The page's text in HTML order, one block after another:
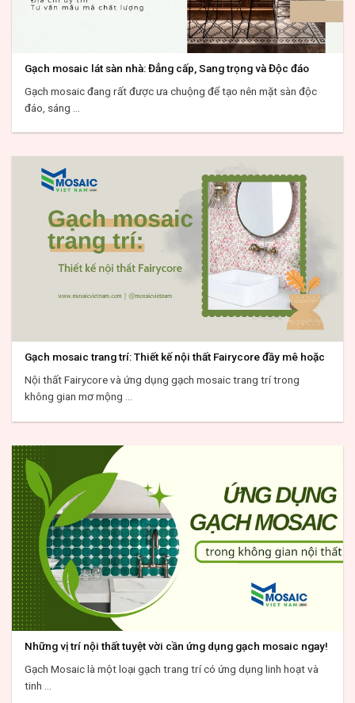
Gạch mosaic lát sàn nhà: Đẳng cấp, Sang trọng và Độc đáo
Gạch mosaic đang rất được ưa chuộng để tạo nên mặt sàn độc
đáo, sáng ...
Gạch mosaic trang trí: Thiết kế nội thất Fairycore đầy mê hoặc
Nội thất Fairycore và ứng dụng gạch mosaic trang trí trong
không gian mơ mộng ...
Những vị trí nội thất tuyệt vời cần ứng dụng gạch mosaic ngay!
Gạch Mosaic là một loại gạch trang trí có ứng dụng linh hoạt và
tinh ...